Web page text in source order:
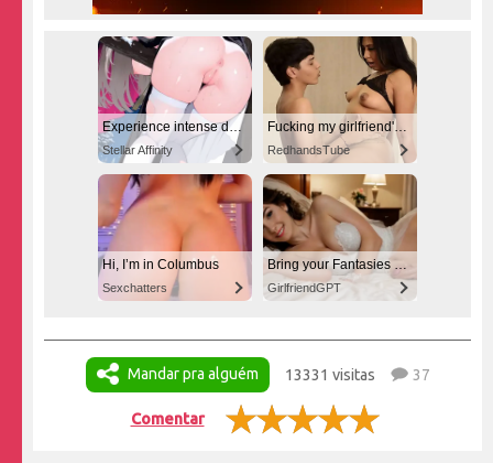
Experience intense desire for girls anytime, anywhere.
Stellar Affinity
Fucking my girlfriend's hot mommy by mistake
RedhandsTube
Hi, I’m in Columbus
Sexchatters
Bring your Fantasies to life
GirlfriendGPT
Mandar pra alguém 13331 visitas 37
Comentar